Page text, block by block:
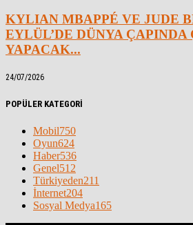
KYLIAN MBAPPÉ VE JUDE
EYLÜL’DE DÜNYA ÇAPINDA
YAPACAK...
24/07/2026
POPÜLER KATEGORİ
Mobil750
Oyun624
Haber536
Genel512
Türkiyeden211
İnternet204
Sosyal Medya165